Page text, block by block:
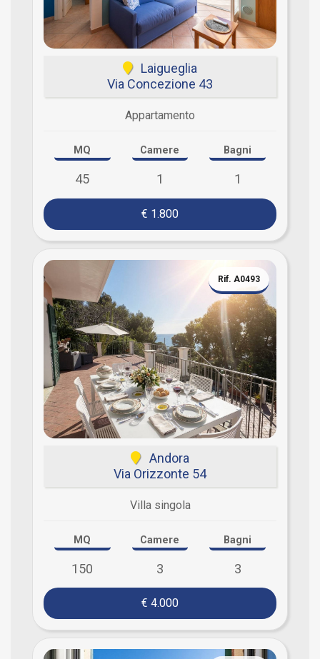
Laigueglia
Via Concezione 43
Appartamento
MQ
45
Camere
1
Bagni
1
€ 1.800
Rif. A0493
Andora
Via Orizzonte 54
Villa singola
MQ
150
Camere
3
Bagni
3
€ 4.000